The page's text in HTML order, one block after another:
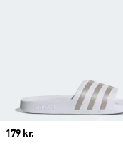
Price
179 kr.